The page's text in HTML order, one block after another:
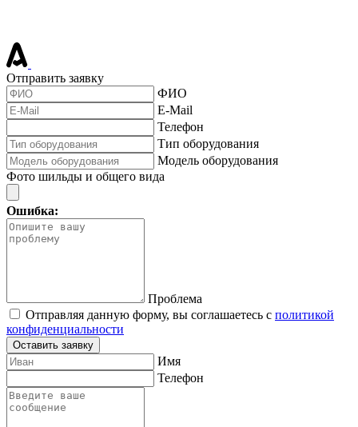
Отправить заявку
ФИО
E-Mail
Телефон
Тип оборудования
Модель оборудования
Фото шильды и общего вида
Ошибка:
Проблема
Отправляя данную форму, вы соглашаетесь с политикой
конфиденциальности
Оставить заявку
Имя
Телефон